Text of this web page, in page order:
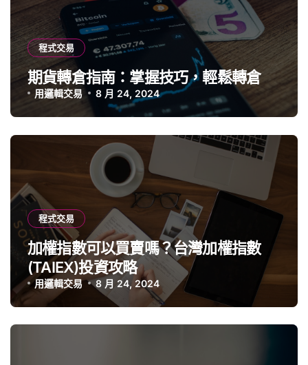
程式交易
期貨轉倉指南：掌握技巧，輕鬆轉倉
用邏輯交易 8 月 24, 2024
程式交易
加權指數可以買賣嗎？台灣加權指數
(TAIEX)投資攻略
用邏輯交易 8 月 24, 2024